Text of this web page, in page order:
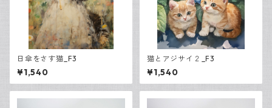
日傘をさす猫_F3
¥1,540
猫とアジサイ２_F3
¥1,540